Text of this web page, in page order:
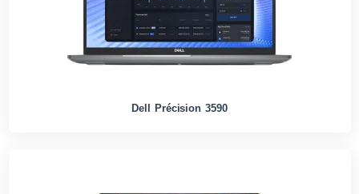
Dell Précision 3590